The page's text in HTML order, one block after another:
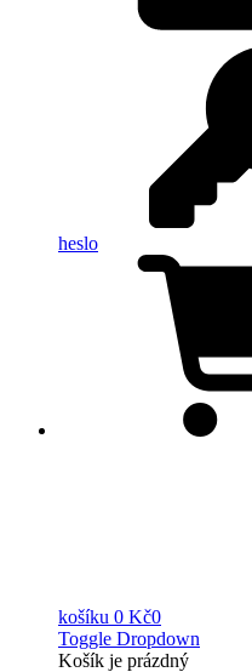
heslo
košíku 0 Kč0
Toggle Dropdown
Košík je prázdný